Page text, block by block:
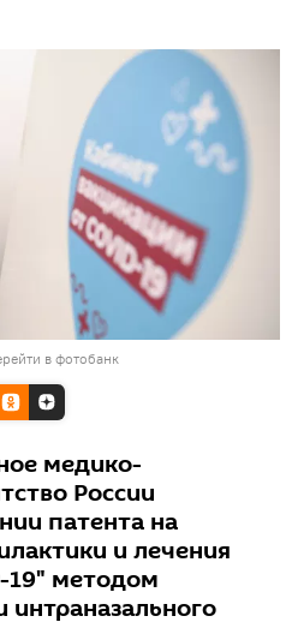
в фотобанк
медико-
России
патента на
и лечения
19" методом
интраназального